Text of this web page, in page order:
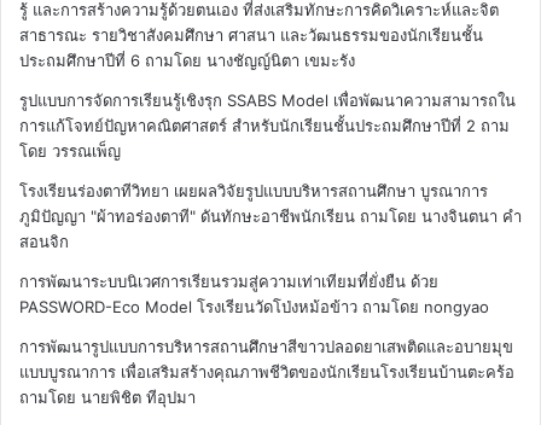
รู้ และการสร้างความรู้ด้วยตนเอง ที่ส่งเสริมทักษะการคิดวิเคราะห์และจิต
สาธารณะ รายวิชาสังคมศึกษา ศาสนา และวัฒนธรรมของนักเรียนชั้น
ประถมศึกษาปีที่ 6 ถามโดย นางชัญญ์นิตา เขมะรัง
รูปแบบการจัดการเรียนรู้เชิงรุก SSABS Model เพื่อพัฒนาความสามารถใน
การแก้โจทย์ปัญหาคณิตศาสตร์ สำหรับนักเรียนชั้นประถมศึกษาปีที่ 2 ถาม
โดย วรรณเพ็ญ
โรงเรียนร่องตาทีวิทยา เผยผลวิจัยรูปแบบบริหารสถานศึกษา บูรณาการ
ภูมิปัญญา "ผ้าทอร่องตาที" ดันทักษะอาชีพนักเรียน ถามโดย นางจินตนา คำ
สอนจิก
การพัฒนาระบบนิเวศการเรียนรวมสู่ความเท่าเทียมที่ยั่งยืน ด้วย
PASSWORD-Eco Model โรงเรียนวัดโป่งหม้อข้าว ถามโดย nongyao
การพัฒนารูปแบบการบริหารสถานศึกษาสีขาวปลอดยาเสพติดและอบายมุข
แบบบูรณาการ เพื่อเสริมสร้างคุณภาพชีวิตของนักเรียนโรงเรียนบ้านตะคร้อ
ถามโดย นายพิชิต ทีอุปมา